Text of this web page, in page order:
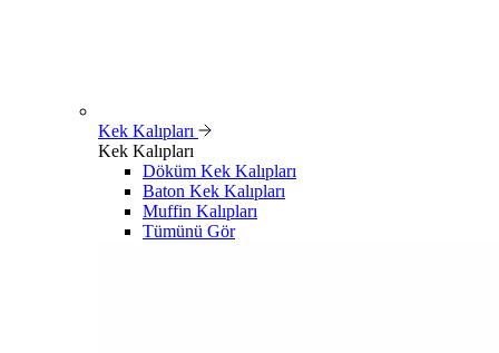
Kek Kalıpları
Kek Kalıpları
Döküm Kek Kalıpları
Baton Kek Kalıpları
Muffin Kalıpları
Tümünü Gör